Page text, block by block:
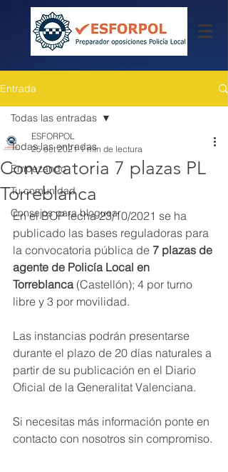
Entrada
Todas las entradas
Empezando
Tu comunidad
Consejos para bloguear
Todas las entradas
Convocatoria 7 plazas PL
Torreblanca
ESFORPOL
25 oct 2021 1 min de lectura
En el BOP fecha 23/10/2021 se ha
publicado las bases reguladoras para
la convocatoria pública de 7 plazas de
agente de Policía Local en
Torreblanca (Castellón); 4 por turno
libre y 3 por movilidad.
Las instancias podrán presentarse
durante el plazo de 20 días naturales a
partir de su publicación en el Diario
Oficial de la Generalitat Valenciana.
Si necesitas más información ponte en
contacto con nosotros sin compromiso.